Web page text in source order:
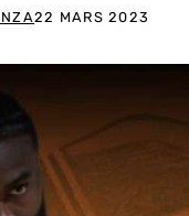
22 MARS 2023